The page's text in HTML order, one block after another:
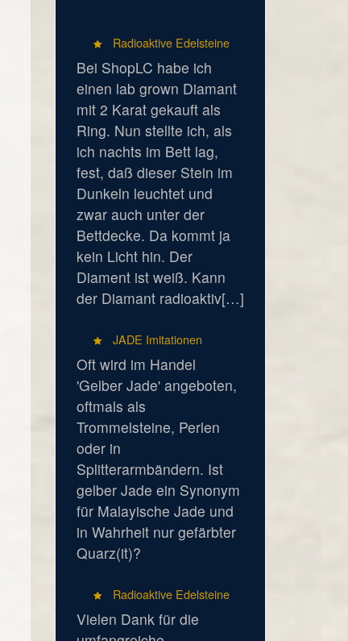
Radioaktive Edelsteine
Bei ShopLC habe ich
einen lab grown Diamant
mit 2 Karat gekauft als
Ring. Nun stellte ich, als
ich nachts im Bett lag,
fest, daß dieser Stein im
Dunkeln leuchtet und
zwar auch unter der
Bettdecke. Da kommt ja
kein Licht hin. Der
Diament ist weiß. Kann
der Diamant radioaktiv[…]
JADE Imitationen
Oft wird im Handel
'Gelber Jade' angeboten,
oftmals als
Trommelsteine, Perlen
oder in
Splitterarmbändern. Ist
gelber Jade ein Synonym
für Malayische Jade und
in Wahrheit nur gefärbter
Quarz(it)?
Radioaktive Edelsteine
Vielen Dank für die